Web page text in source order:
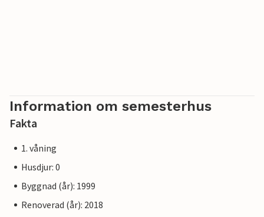
Information om semesterhus
Fakta
1. våning
Husdjur: 0
Byggnad (år): 1999
Renoverad (år): 2018